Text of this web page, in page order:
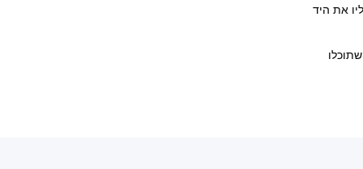
את היד